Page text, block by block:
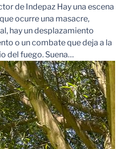
de Indepaz Hay una escena
ocurre una masacre,
hay un desplazamiento
o un combate que deja a la
del fuego. Suena…